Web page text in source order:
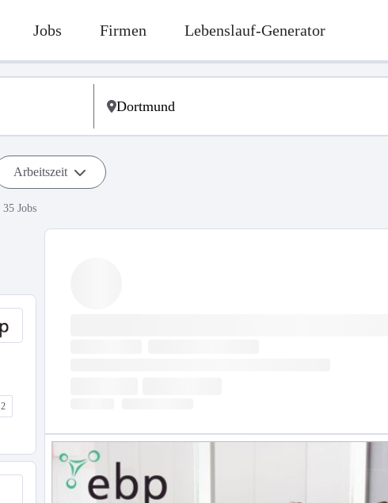
Jobs Firmen Lebenslauf-Generator
Arbeitszeit
35 Jobs
2